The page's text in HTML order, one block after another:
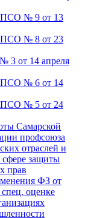
№ 9 от 13
№ 8 от 23
3 от 14 апреля
№ 6 от 14
№ 5 от 24
Самарской
профсоюза
отраслей и
защиты
прав
ФЗ от
оценке